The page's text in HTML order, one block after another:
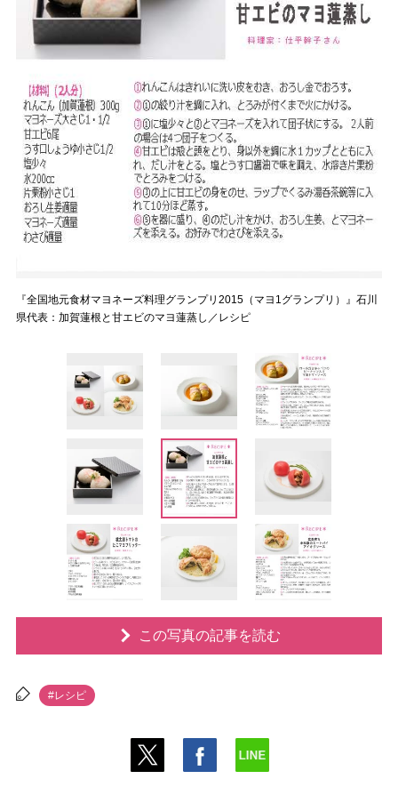
『全国地元食材マヨネーズ料理グランプリ2015（マヨ1グランプリ）』石川
県代表：加賀蓮根と甘エビのマヨ蓮蒸し／レシピ
この写真の記事を読む
#レシピ